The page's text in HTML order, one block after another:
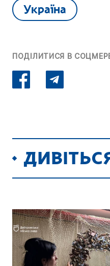
Україна
ПОДІЛИТИСЯ В